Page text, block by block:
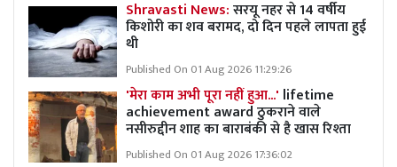
Shravasti News:सरयू नहर से 14 वर्षीय
किशोरी का शव बरामद, दो दिन पहले लापता हुई
थी
Published On 01 Aug 2026 11:29:26
'मेरा काम अभी पूरा नहीं हुआ...' lifetime
achievement award ठुकराने वाले
नसीरुद्दीन शाह का बाराबंकी से है खास रिश्ता
Published On 01 Aug 2026 17:36:02